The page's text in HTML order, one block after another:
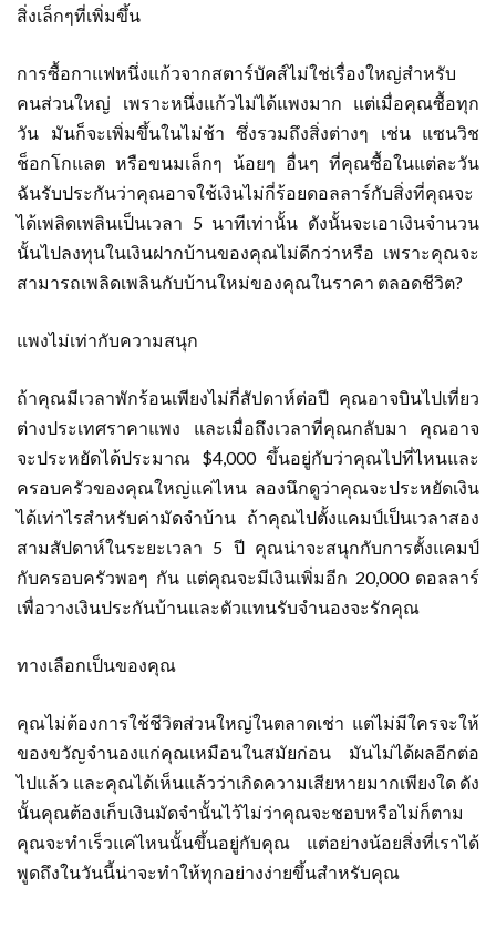
สิ่งเล็กๆที่เพิ่มขึ้น
การซื้อกาแฟหนึ่งแก้วจากสตาร์บัคส์ไม่ใช่เรื่องใหญ่สำหรับ
คนส่วนใหญ่ เพราะหนึ่งแก้วไม่ได้แพงมาก แต่เมื่อคุณซื้อทุก
วัน มันก็จะเพิ่มขึ้นในไม่ช้า ซึ่งรวมถึงสิ่งต่างๆ เช่น แซนวิช
ช็อกโกแลต หรือขนมเล็กๆ น้อยๆ อื่นๆ ที่คุณซื้อในแต่ละวัน
ฉันรับประกันว่าคุณอาจใช้เงินไม่กี่ร้อยดอลลาร์กับสิ่งที่คุณจะ
ได้เพลิดเพลินเป็นเวลา 5 นาทีเท่านั้น ดังนั้นจะเอาเงินจำนวน
นั้นไปลงทุนในเงินฝากบ้านของคุณไม่ดีกว่าหรือ เพราะคุณจะ
สามารถเพลิดเพลินกับบ้านใหม่ของคุณในราคา ตลอดชีวิต?
แพงไม่เท่ากับความสนุก
ถ้าคุณมีเวลาพักร้อนเพียงไม่กี่สัปดาห์ต่อปี คุณอาจบินไปเที่ยว
ต่างประเทศราคาแพง และเมื่อถึงเวลาที่คุณกลับมา คุณอาจ
จะประหยัดได้ประมาณ $4,000 ขึ้นอยู่กับว่าคุณไปที่ไหนและ
ครอบครัวของคุณใหญ่แค่ไหน ลองนึกดูว่าคุณจะประหยัดเงิน
ได้เท่าไรสำหรับค่ามัดจำบ้าน ถ้าคุณไปตั้งแคมป์เป็นเวลาสอง
สามสัปดาห์ในระยะเวลา 5 ปี คุณน่าจะสนุกกับการตั้งแคมป์
กับครอบครัวพอๆ กัน แต่คุณจะมีเงินเพิ่มอีก 20,000 ดอลลาร์
เพื่อวางเงินประกันบ้านและตัวแทนรับจำนองจะรักคุณ
ทางเลือกเป็นของคุณ
คุณไม่ต้องการใช้ชีวิตส่วนใหญ่ในตลาดเช่า แต่ไม่มีใครจะให้
ของขวัญจำนองแก่คุณเหมือนในสมัยก่อน มันไม่ได้ผลอีกต่อ
ไปแล้ว และคุณได้เห็นแล้วว่าเกิดความเสียหายมากเพียงใด ดัง
นั้นคุณต้องเก็บเงินมัดจำนั้นไว้ไม่ว่าคุณจะชอบหรือไม่ก็ตาม
คุณจะทำเร็วแค่ไหนนั้นขึ้นอยู่กับคุณ แต่อย่างน้อยสิ่งที่เราได้
พูดถึงในวันนี้น่าจะทำให้ทุกอย่างง่ายขึ้นสำหรับคุณ